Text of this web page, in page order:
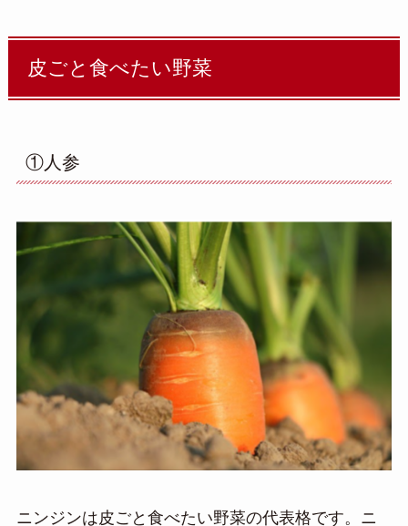
皮ごと食べたい野菜
①人参
ニンジンは皮ごと食べたい野菜の代表格です。ニ